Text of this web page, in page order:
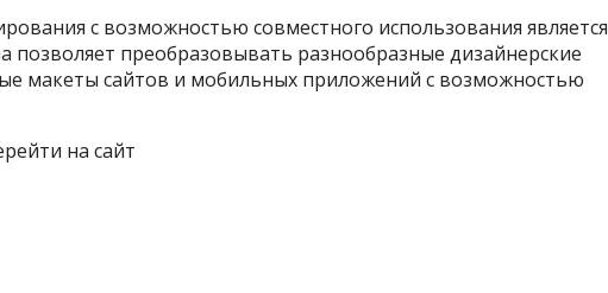
с возможностью совместного использования является
позволяет преобразовывать разнообразные дизайнерские
макеты сайтов и мобильных приложений с возможностью
на сайт